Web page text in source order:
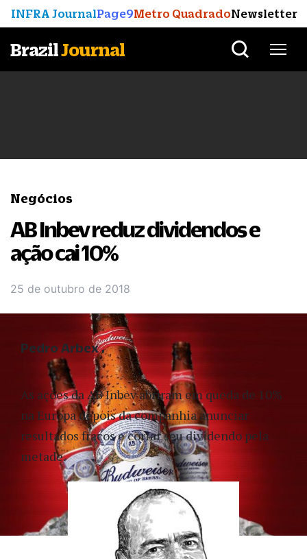
INFRA JournalPage9Metro QuadradoNewsletter
BrazilJournal
Negócios
AB Inbev reduz dividendos e
ação cai 10%
25 de outubro de 2018
As ações da AB Inbev abriram em queda de 10%
na Europa depois da companhia anunciar
resultados fracos e cortar seu dividendo pela
metade.
Pedro Arbex